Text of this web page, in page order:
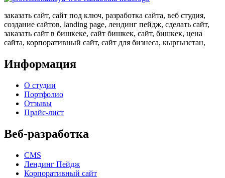
заказать сайт, сайт под ключ, разработка сайта, веб студия,
создание сайтов, landing page, лендинг пейдж, сделать сайт,
заказать сайт в бишкеке, сайт бишкек, сайт, бишкек, цена
сайта, корпоративный сайт, сайт для бизнеса, кыргызстан,
Информация
О студии
Портфолио
Отзывы
Прайс-лист
Веб-разработка
CMS
Лендинг Пейдж
Корпоративный сайт